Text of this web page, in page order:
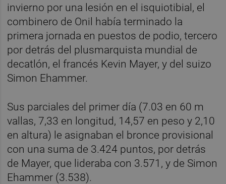
invierno por una lesión en el isquiotibial, el
combinero de Onil había terminado la
primera jornada en puestos de podio, tercero
por detrás del plusmarquista mundial de
decatlón, el francés Kevin Mayer, y del suizo
Simon Ehammer.
Sus parciales del primer día (7.03 en 60 m
vallas, 7,33 en longitud, 14,57 en peso y 2,10
en altura) le asignaban el bronce provisional
con una suma de 3.424 puntos, por detrás
de Mayer, que lideraba con 3.571, y de Simon
Ehammer (3.538).